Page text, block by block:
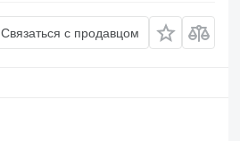
Связаться с продавцом